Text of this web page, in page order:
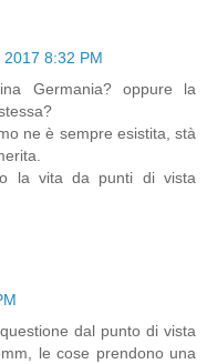
2017 8:32 PM
Germania? oppure la
ne è sempre esistita, stà
la vita da punti di vista
dal punto di vista
le cose prendono una